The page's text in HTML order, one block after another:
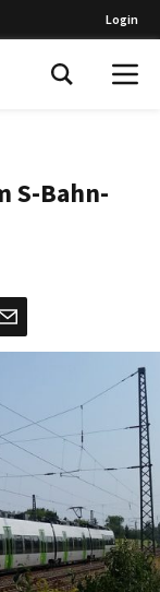
Login
S-Bahn-